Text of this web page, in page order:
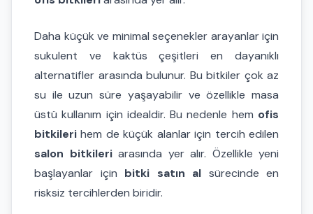
Daha küçük ve minimal seçenekler arayanlar için
sukulent ve kaktüs çeşitleri en dayanıklı
alternatifler arasında bulunur. Bu bitkiler çok az
su ile uzun süre yaşayabilir ve özellikle masa
üstü kullanım için idealdir. Bu nedenle hem ofis
bitkileri hem de küçük alanlar için tercih edilen
salon bitkileriarasında yer alır. Özellikle yeni
başlayanlar için bitki satın al sürecinde en
risksiz tercihlerden biridir.